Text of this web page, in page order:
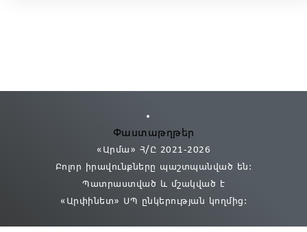
Փաստաթղթեր
«Արմա» Հ/Ը 2021-2026
Բոլոր իրավունքները պաշտպանված են:
Պատրաստված և մշակված է
«Արփինետ» ՍՊ ընկերության կողմից։